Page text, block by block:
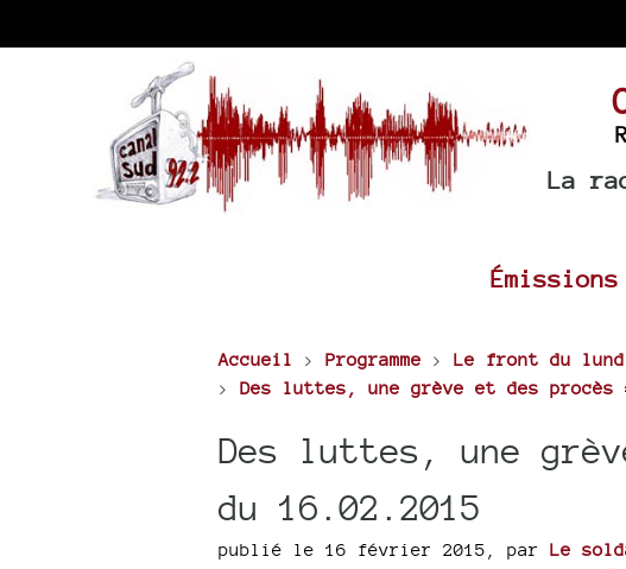
La
Accueil > Programme > Le front du
> Des luttes, une grève et des procès
Des luttes, une
du 16.02.2015
publié le 16 février 2015 par Le